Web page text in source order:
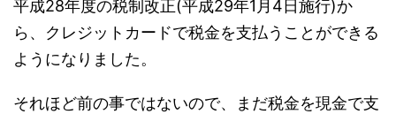
平成28年度の税制改正(平成29年1月4日施行)か
ら、クレジットカードで税金を支払うことができる
ようになりました。
それほど前の事ではないので、まだ税金を現金で支